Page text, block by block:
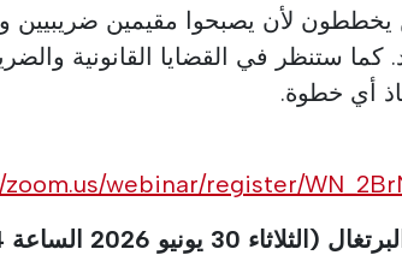
يخططون لأن يصبحوا مقيمين ضريبيين
كما ستنظر في القضايا القانونية
أي خطوة.
webinar/register/